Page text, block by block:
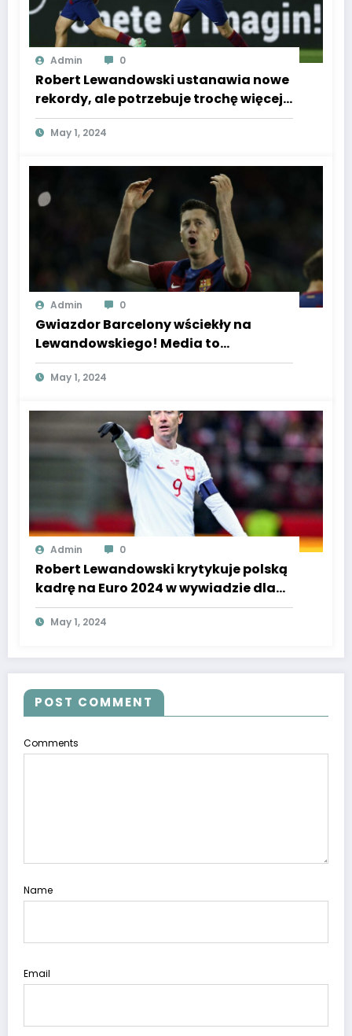
Admin 0
Robert Lewandowski ustanawia nowe
rekordy, ale potrzebuje trochę więcej,
aby osiągnąć ten wynik. “Jestem
pewny, że to zrobi. Życzę mu tego”
May 1, 2024
Admin 0
Gwiazdor Barcelony wściekły na
Lewandowskiego! Media to
zobaczyły, nie mógł ukryć wściekłości!
May 1, 2024
Admin 0
Robert Lewandowski krytykuje polską
kadrę na Euro 2024 w wywiadzie dla
Super Express.
May 1, 2024
POST COMMENT
Comments
Name
Email